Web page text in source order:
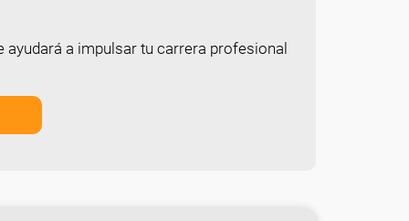
a impulsar tu carrera profesional